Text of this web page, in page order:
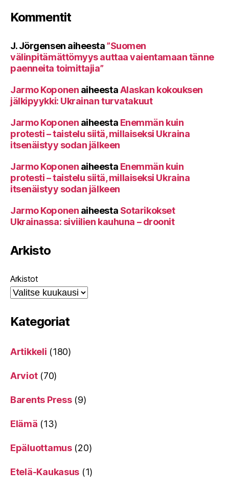
Kommentit
J. Jörgensen aiheesta”Suomen
välinpitämättömyys auttaa vaientamaan tänne
paenneita toimittajia”
Jarmo Koponen aiheestaAlaskan kokouksen
jälkipyykki: Ukrainan turvatakuut
Jarmo Koponen aiheesta Enemmän kuin
protesti – taistelu siitä, millaiseksi Ukraina
itsenäistyy sodan jälkeen
Jarmo Koponen aiheesta Enemmän kuin
protesti – taistelu siitä, millaiseksi Ukraina
itsenäistyy sodan jälkeen
Jarmo Koponen aiheesta Sotarikokset
Ukrainassa: siviilien kauhuna – droonit
Arkisto
Arkistot
Kategoriat
Artikkeli (180)
Arviot(70)
Barents Press(9)
Elämä (13)
Epäluottamus(20)
Etelä-Kaukasus (1)